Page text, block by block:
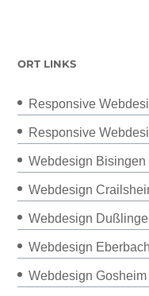
ORT LINKS
Responsive
Responsive
Webdesign Bisingen
Webdesign
Webdesign
Webdesign Eberbach
Webdesign Gosheim